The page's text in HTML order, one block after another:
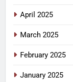
April 2025
March 2025
February 2025
January 2025